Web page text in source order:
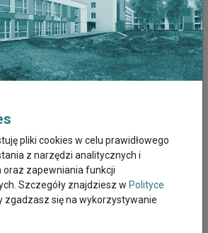
pliki cookies w celu prawidłowego
z narzędzi analitycznych i
zapewniania funkcji
Szczegóły znajdziesz w Polityce
zgadzasz się na wykorzystywanie